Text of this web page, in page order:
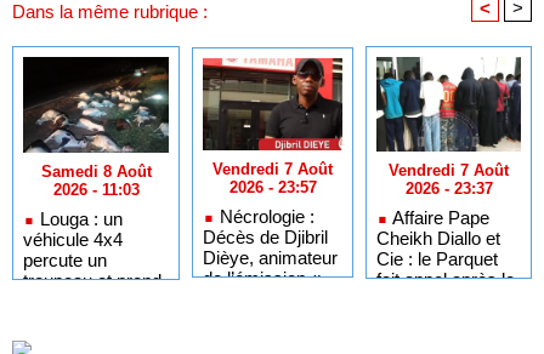
Dans la même rubrique : < >
Samedi 8 Août
2026 - 11:03
Louga : un
véhicule 4x4
percute un
troupeau et prend
moutons tués
Vendredi 7 Août
2026 - 23:57
Nécrologie :
Décès de Djibril
Dièye, animateur
de l’émission «
Vendredi 7 Août
2026 - 23:37
Affaire Pape
Cheikh Diallo et
Cie : le Parquet
fait appel après le